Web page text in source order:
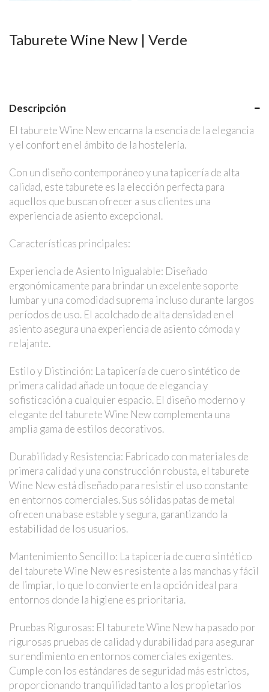
Taburete Wine New | Verde
Descripción
El taburete Wine New encarna la esencia de la elegancia
y el confort en el ámbito de la hostelería.
Con un diseño contemporáneo y una tapicería de alta
calidad, este taburete es la elección perfecta para
aquellos que buscan ofrecer a sus clientes una
experiencia de asiento excepcional.
Características principales:
Experiencia de Asiento Inigualable: Diseñado
ergonómicamente para brindar un excelente soporte
lumbar y una comodidad suprema incluso durante largos
períodos de uso. El acolchado de alta densidad en el
asiento asegura una experiencia de asiento cómoda y
relajante.
Estilo y Distinción: La tapicería de cuero sintético de
primera calidad añade un toque de elegancia y
sofisticación a cualquier espacio. El diseño moderno y
elegante del taburete Wine New complementa una
amplia gama de estilos decorativos.
Durabilidad y Resistencia: Fabricado con materiales de
primera calidad y una construcción robusta, el taburete
Wine New está diseñado para resistir el uso constante
en entornos comerciales. Sus sólidas patas de metal
ofrecen una base estable y segura, garantizando la
estabilidad de los usuarios.
Mantenimiento Sencillo: La tapicería de cuero sintético
del taburete Wine New es resistente a las manchas y fácil
de limpiar, lo que lo convierte en la opción ideal para
entornos donde la higiene es prioritaria.
Pruebas Rigurosas: El taburete Wine New ha pasado por
rigurosas pruebas de calidad y durabilidad para asegurar
su rendimiento en entornos comerciales exigentes.
Cumple con los estándares de seguridad más estrictos,
proporcionando tranquilidad tanto a los propietarios